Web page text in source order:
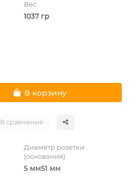
Вес
1037 гр
В корзину
В сравнение
Диаметр розетки
(основания)
5 мм51 мм